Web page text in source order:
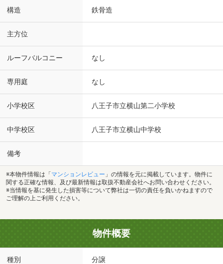
構造 鉄骨造
主方位
ルーフバルコニー なし
専用庭 なし
小学校区 八王子市立横山第二小学校
中学校区 八王子市立横山中学校
備考
※本物件情報は「 マンションレビュー 」の情報を元に掲載しています。物件に
関する正確な情報、及び最新情報は取扱不動産会社へお問い合わせください。
※当情報を基に発生した損害等について弊社は一切の責任を負いかねますので
ご理解の上ご利用ください。
物件概要
種別 分譲